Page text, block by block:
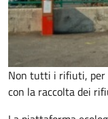
Non tutti i rifiuti, per
con la raccolta dei